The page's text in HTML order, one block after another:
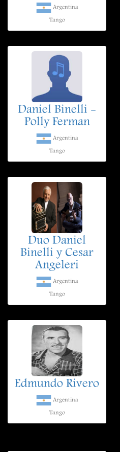
Argentina
Tango
Daniel Binelli -
Polly Ferman
Argentina
Tango
Duo Daniel
Binelli y Cesar
Angeleri
Argentina
Tango
Edmundo Rivero
Argentina
Tango